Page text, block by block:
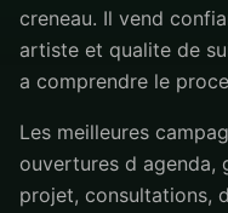
creneau. Il vend
artiste et qualite de
a comprendre le
Les meilleures
ouvertures d agenda,
projet, consultations,